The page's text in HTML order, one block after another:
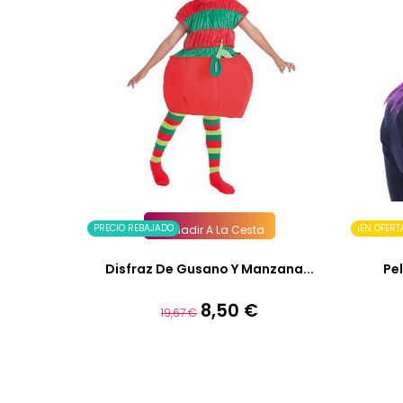
PRECIO REBAJADOAñadir A La Cesta
Disfraz De Gusano Y Manzana...
Precio
19,67 € Precio
8,50 €
¡EN